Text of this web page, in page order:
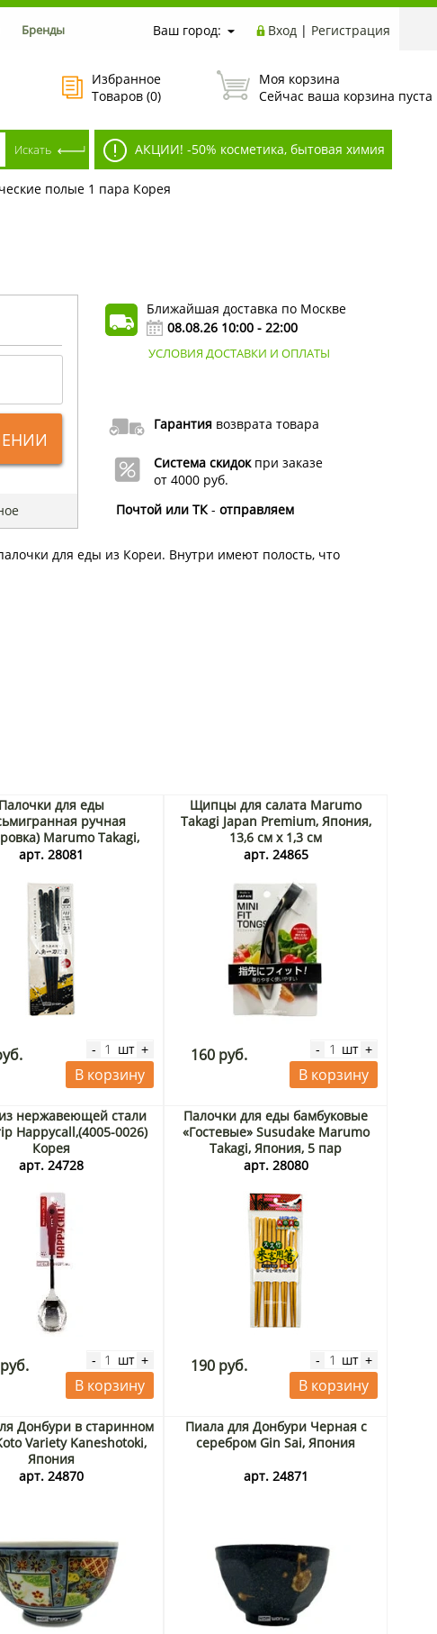
Ваш город: Вход | Регистрация
Бренды
Избранное
Товаров (0)
Моя корзина
Сейчас ваша корзина пуста
АКЦИИ! -50% косметика, бытовая химия
полые 1 пара Корея
Ближайшая доставка по Москве
08.08.26 10:00 - 22:00
УСЛОВИЯ ДОСТАВКИ И ОПЛАТЫ
Гарантиявозврата товара
Система скидокпри заказе
от 4000 руб.
Почтой или ТК- отправляем
для еды из Кореи. Внутри имеют полость, что
Палочки для еды
ручная
Marumo Takagi,
Япония, 2 пары
арт. 28081
- шт +
В корзину
Щипцы для салата Marumo
Takagi Japan Premium, Япония,
13,6 см х 1,3 см
арт. 24865
160 руб. - шт +
В корзину
нержавеющей стали
Happycall,(4005-0026)
Корея
арт. 24728
- шт +
В корзину
Палочки для еды бамбуковые
«Гостевые» Susudake Marumo
Takagi, Япония, 5 пар
арт. 28080
190 руб. - шт +
В корзину
Донбури в старинном
Variety Kaneshotoki,
Япония
арт. 24870
Пиала для Донбури Черная с
серебром Gin Sai, Япония
арт. 24871